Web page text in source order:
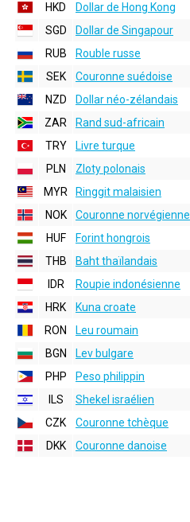
HKD
Dollar de Hong Kong
SGD
Dollar de Singapour
RUB
Rouble russe
SEK
Couronne suédoise
NZD
Dollar néo-zélandais
ZAR
Rand sud-africain
TRY
Livre turque
PLN
Zloty polonais
MYR
Ringgit malaisien
NOK
Couronne norvégienne
HUF
Forint hongrois
THB
Baht thaïlandais
IDR
Roupie indonésienne
HRK
Kuna croate
RON
Leu roumain
BGN
Lev bulgare
PHP
Peso philippin
ILS
Shekel israélien
CZK
Couronne tchèque
DKK
Couronne danoise